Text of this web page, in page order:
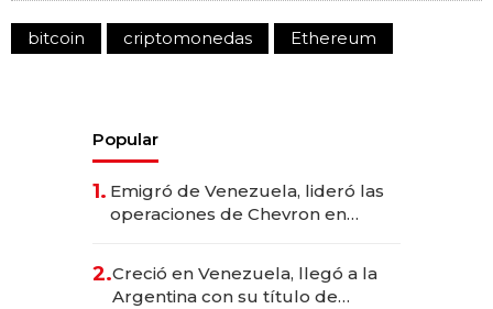
bitcoin criptomonedas Ethereum
Popular
1. Emigró de Venezuela, lideró las
operaciones de Chevron en
2.Creció en Venezuela, llegó a la
Argentina con su título de